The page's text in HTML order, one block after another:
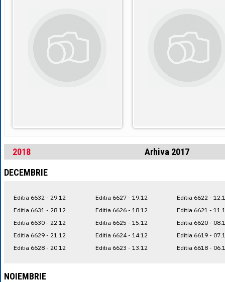
2018
Arhiva 2017
DECEMBRIE
Editia 6632 - 29.12
Editia 6631 - 28.12
Editia 6630 - 22.12
Editia 6629 - 21.12
Editia 6628 - 20.12
Editia 6627 - 19.12
Editia 6626 - 18.12
Editia 6625 - 15.12
Editia 6624 - 14.12
Editia 6623 - 13.12
Editia 6622 -
Editia 6621 -
Editia 6620 -
Editia 6619 -
Editia 6618 -
NOIEMBRIE